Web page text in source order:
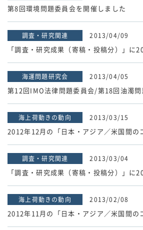
第8回環境問題委員会を開催しました
調査・研究関連 2013/04/09
海運問題研究会 2013/04/05
海上荷動きの動向 2013/03/15
調査・研究関連 2013/03/04
海上荷動きの動向 2013/02/08